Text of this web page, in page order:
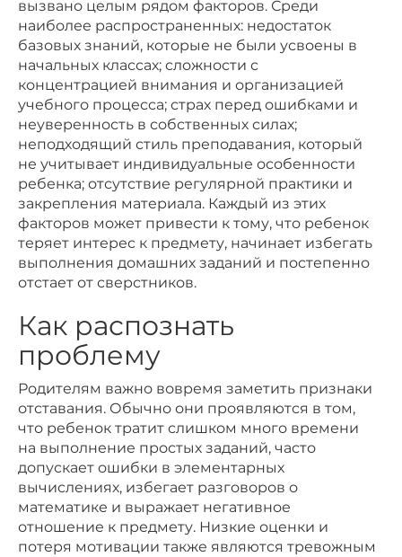
вызвано целым рядом факторов. Среди
наиболее распространенных: недостаток
базовых знаний, которые не были усвоены в
начальных классах; сложности с
концентрацией внимания и организацией
учебного процесса; страх перед ошибками и
неуверенность в собственных силах;
неподходящий стиль преподавания, который
не учитывает индивидуальные особенности
ребенка; отсутствие регулярной практики и
закрепления материала. Каждый из этих
факторов может привести к тому, что ребенок
теряет интерес к предмету, начинает избегать
выполнения домашних заданий и постепенно
отстает от сверстников.
Как распознать
проблему
Родителям важно вовремя заметить признаки
отставания. Обычно они проявляются в том,
что ребенок тратит слишком много времени
на выполнение простых заданий, часто
допускает ошибки в элементарных
вычислениях, избегает разговоров о
математике и выражает негативное
отношение к предмету. Низкие оценки и
потеря мотивации также являются тревожным